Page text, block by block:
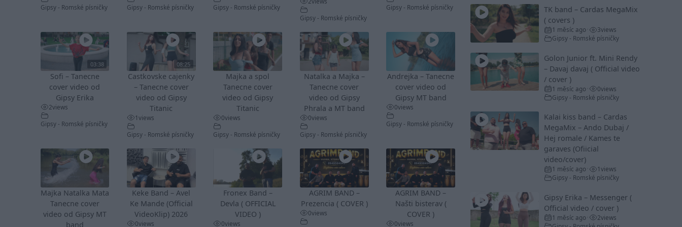
Gipsy - Romské písničky Gipsy - Romské písničky Gipsy - Romské písničky
Gipsy - Romské písničky
Gipsy - Romské písničky
03:38
Sofi – Tanecne
cover video od
Gipsy Erika
2views
Gipsy - Romské písničky
08:25
Castkovske cajenky
– Tanecne cover
video od Gipsy
Titanic
1views
Gipsy - Romské písničky
Majka a spol
Tanecne cover
video od Gipsy
Titanic
0views
Gipsy - Romské písničky
Natalka a Majka –
Tanecne cover
video od Gipsy
Phrala a MT band
0views
Gipsy - Romské písničky
Andrejka – Tanecne
cover video od
Gipsy MT band
0views
Gipsy - Romské písničky
Majka Natalka Mata
Tanecne cover
video od Gipsy MT
band
Keke Band – Avel
Ke Mande (Official
VideoKlip) 2026
0views
Fronex Band –
Devla ( OFFICIAL
VIDEO )
0views
AGRIM BAND –
Prezencia ( COVER )
0views
AGRIM BAND –
Našti bisterav (
COVER )
0views
TK band – Cardas MegaMix
( covers )
1 měsíc ago 3views
Gipsy - Romské písničky
Golon Junior ft. Mini Rendy
– Davaj davaj ( Official video
/ cover )
1 měsíc ago 0views
Gipsy - Romské písničky
Kalai kiss band – Cardas
MegaMix – Ando Dubaj /
Hej romale / Kames te
garaves (Ofiicial
video/cover)
1 měsíc ago 1views
Gipsy - Romské písničky
Gipsy Erika – Messenger (
Official video / cover )
1 měsíc ago 2views